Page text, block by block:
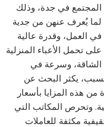
المجتمع في جدة، وذلك
لما يُعرف عنهن من جدية
في العمل، وقدرة عالية
على تحمل الأعباء المنزلية
الشاقة، وسرعة في
السبب، يكثر البحث عن
هذه المزايا بأسعار
وتحرص المكاتب التي
مكثفة للعاملات